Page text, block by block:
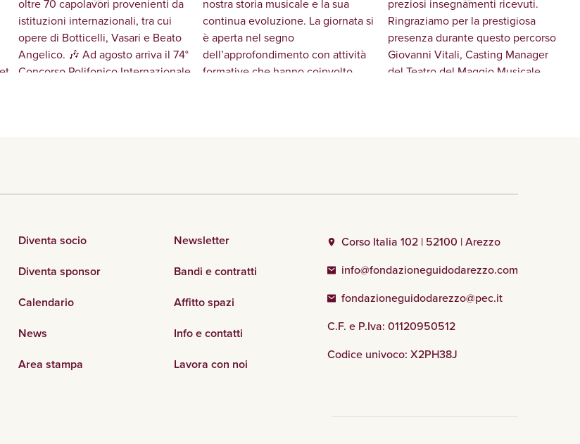
Diventa socio
Diventa sponsor
Calendario
News
Area stampa
Newsletter
Bandi e contratti
Affitto spazi
Info e contatti
Lavora con noi
Corso Italia 102 | 52100 | Arezzo
info@fondazioneguidodarezzo.com
fondazioneguidodarezzo@pec.it
C.F. e P.Iva: 01120950512
Codice univoco: X2PH38J